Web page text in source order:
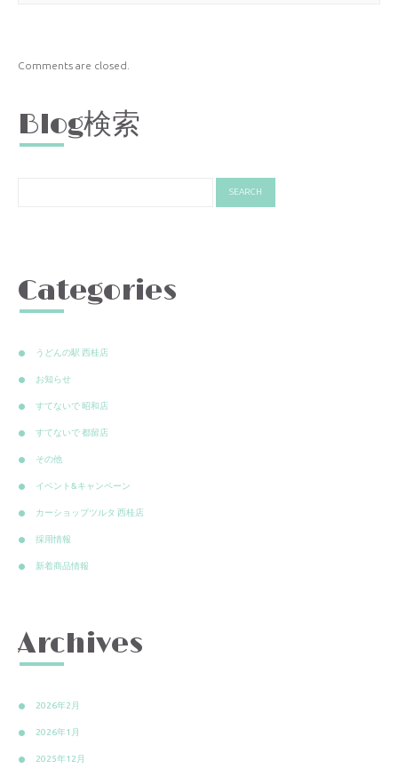
Comments are closed.
Blog検索
Categories
うどんの駅 西桂店
お知らせ
すてないで 昭和店
すてないで 都留店
その他
イベント&キャンペーン
カーショップツルタ 西桂店
採用情報
新着商品情報
Archives
2026年2月
2026年1月
2025年12月